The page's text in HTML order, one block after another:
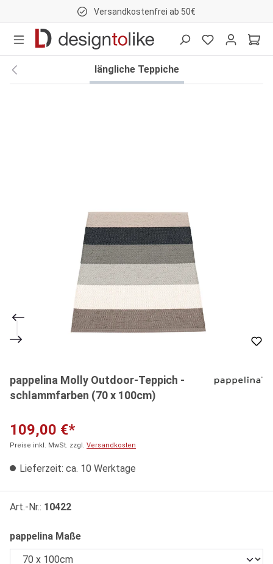
Versandkostenfrei ab 50€
längliche Teppiche
pappelina Molly Outdoor-Teppich -
schlammfarben (70 x 100cm)
109,00 €*
Preise inkl. MwSt. zzgl. Versandkosten
Lieferzeit: ca. 10 Werktage
Art.-Nr.: 10422
pappelina Maßeauswählen